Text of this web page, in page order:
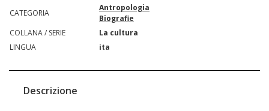
CATEGORIA
Antropologia
Biografie
COLLANA / SERIE
La cultura
LINGUA
ita
Descrizione